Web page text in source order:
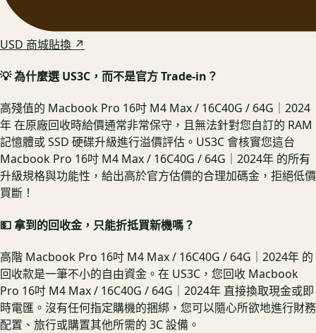
USD 商城貼換 ↗
💡 為什麼選 US3C，而不是官方 Trade-in？
高殘值的 Macbook Pro 16吋 M4 Max / 16C40G / 64G｜2024
年 在原廠回收時給價通常非常保守，且無法針對您自訂的 RAM
記憶體或 SSD 硬碟升級進行溢價評估。US3C 會核實您這台
Macbook Pro 16吋 M4 Max / 16C40G / 64G｜2024年 的所有
升級規格與功能性，給出高於官方估價的合理加碼金，拒絕低價
買斷！
💵 拿到的回收金，只能折抵買新機嗎？
高階 Macbook Pro 16吋 M4 Max / 16C40G / 64G｜2024年 的
回收款是一筆不小的自由資金。在 US3C，您回收 Macbook
Pro 16吋 M4 Max / 16C40G / 64G｜2024年 直接換取現金或即
時電匯。沒有任何指定購機的捆綁，您可以隨心所欲地進行財務
配置、旅行或購置其他所需的 3C 設備。